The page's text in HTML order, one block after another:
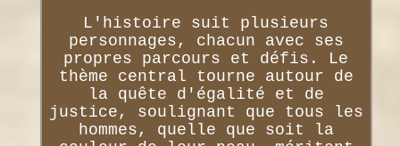
L'histoire suit plusieurs
personnages, chacun avec ses
propres parcours et défis. Le
thème central tourne autour de
la quête d'égalité et de
justice, soulignant que tous les
hommes, quelle que soit la